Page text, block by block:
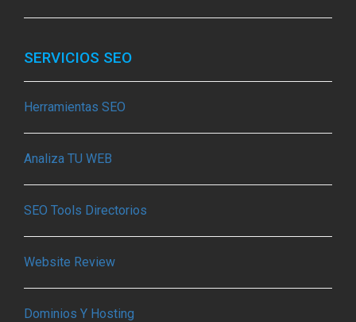
SERVICIOS SEO
Herramientas SEO
Analiza TU WEB
SEO Tools Directorios
Website Review
Dominios Y Hosting